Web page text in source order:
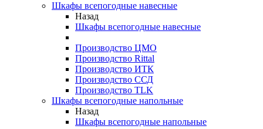
Шкафы всепогодные навесные
Назад
Шкафы всепогодные навесные
Производство ЦМО
Производство Rittal
Производство ИТК
Производство ССД
Производство TLK
Шкафы всепогодные напольные
Назад
Шкафы всепогодные напольные